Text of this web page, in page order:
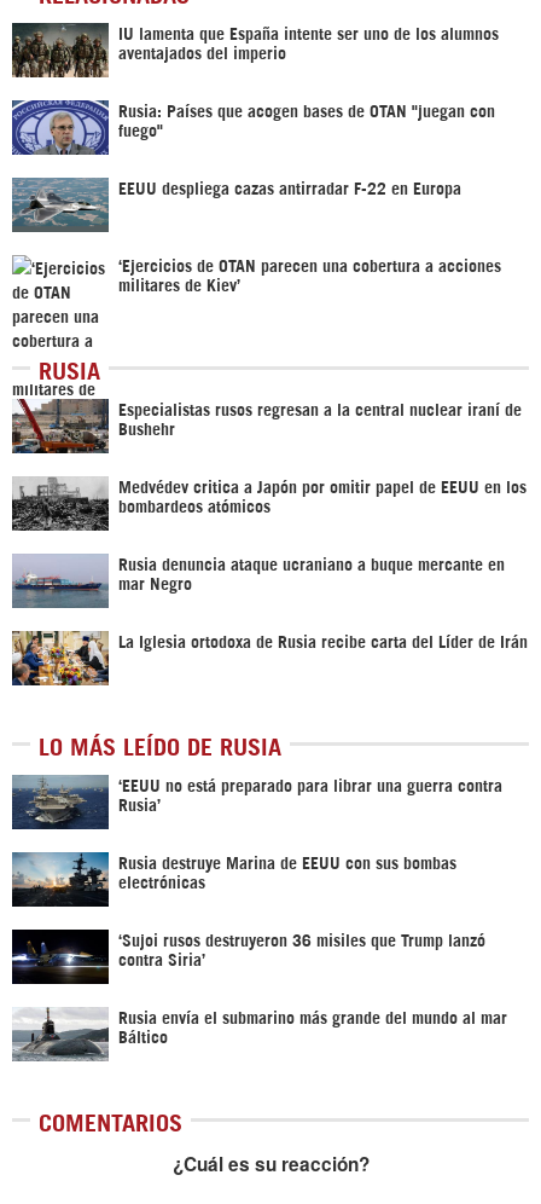
IU lamenta que España intente ser uno de los alumnos
aventajados del imperio
Rusia: Países que acogen bases de OTAN "juegan con
fuego"
EEUU despliega cazas antirradar F-22 en Europa
‘Ejercicios de OTAN parecen una cobertura a acciones
militares de Kiev’
RUSIA
Especialistas rusos regresan a la central nuclear iraní de
Bushehr
Medvédev critica a Japón por omitir papel de EEUU en los
bombardeos atómicos
Rusia denuncia ataque ucraniano a buque mercante en
mar Negro
La Iglesia ortodoxa de Rusia recibe carta del Líder de Irán
LO MÁS LEÍDO DE RUSIA
‘EEUU no está preparado para librar una guerra contra
Rusia’
Rusia destruye Marina de EEUU con sus bombas
electrónicas
‘Sujoi rusos destruyeron 36 misiles que Trump lanzó
contra Siria’
Rusia envía el submarino más grande del mundo al mar
Báltico
COMENTARIOS